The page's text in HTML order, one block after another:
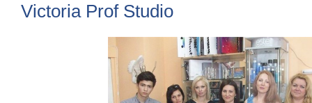
Victoria Prof Studio